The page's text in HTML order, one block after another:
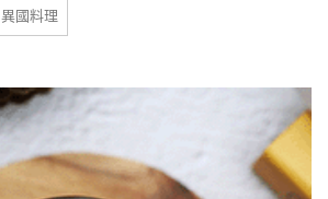
異國料理